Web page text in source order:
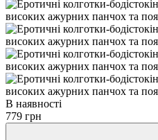
В наявності
779 грн